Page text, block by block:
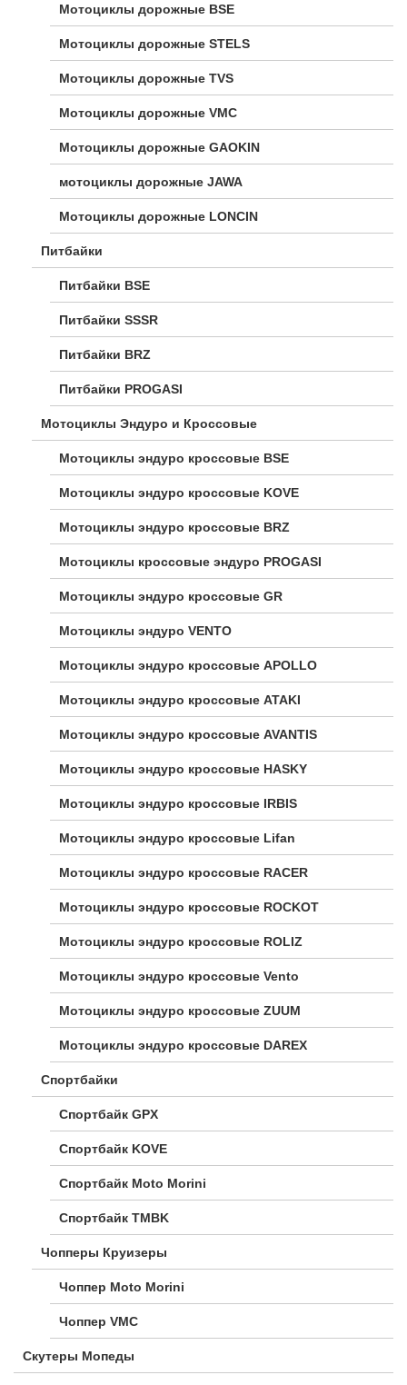
Мотоциклы дорожные BSE
Мотоциклы дорожные STELS
Мотоциклы дорожные TVS
Мотоциклы дорожные VMC
Мотоциклы дорожные GAOKIN
мотоциклы дорожные JAWA
Мотоциклы дорожные LONCIN
Питбайки
Питбайки BSE
Питбайки SSSR
Питбайки BRZ
Питбайки PROGASI
Мотоциклы Эндуро и Кроссовые
Мотоциклы эндуро кроссовые BSE
Мотоциклы эндуро кроссовые KOVE
Мотоциклы эндуро кроссовые BRZ
Мотоциклы кроссовые эндуро PROGASI
Мотоциклы эндуро кроссовые GR
Мотоциклы эндуро VENTO
Мотоциклы эндуро кроссовые APOLLO
Мотоциклы эндуро кроссовые ATAKI
Мотоциклы эндуро кроссовые AVANTIS
Мотоциклы эндуро кроссовые HASKY
Мотоциклы эндуро кроссовые IRBIS
Мотоциклы эндуро кроссовые Lifan
Мотоциклы эндуро кроссовые RACER
Мотоциклы эндуро кроссовые ROCKOT
Мотоциклы эндуро кроссовые ROLIZ
Мотоциклы эндуро кроссовые Vento
Мотоциклы эндуро кроссовые ZUUM
Мотоциклы эндуро кроссовые DAREX
Спортбайки
Спортбайк GPX
Спортбайк KOVE
Спортбайк Moto Morini
Спортбайк TMBK
Чопперы Круизеры
Чоппер Moto Morini
Чоппер VMC
Скутеры Мопеды